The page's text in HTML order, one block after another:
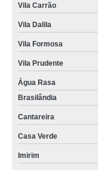
Vila Carrão
Vila Dalila
Vila Formosa
Vila Prudente
Água Rasa
Brasilândia
Cantareira
Casa Verde
Imirim